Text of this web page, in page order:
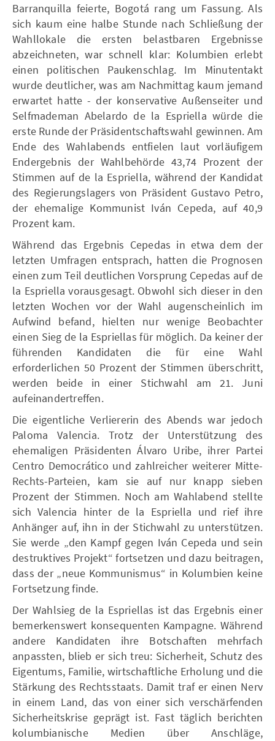
Barranquilla feierte, Bogotá rang um Fassung. Als
sich kaum eine halbe Stunde nach Schließung der
Wahllokale die ersten belastbaren Ergebnisse
abzeichneten, war schnell klar: Kolumbien erlebt
einen politischen Paukenschlag. Im Minutentakt
wurde deutlicher, was am Nachmittag kaum jemand
erwartet hatte - der konservative Außenseiter und
Selfmademan Abelardo de la Espriella würde die
erste Runde der Präsidentschaftswahl gewinnen. Am
Ende des Wahlabends entfielen laut vorläufigem
Endergebnis der Wahlbehörde 43,74 Prozent der
Stimmen auf de la Espriella, während der Kandidat
des Regierungslagers von Präsident Gustavo Petro,
der ehemalige Kommunist Iván Cepeda, auf 40,9
Prozent kam.
Während das Ergebnis Cepedas in etwa dem der
letzten Umfragen entsprach, hatten die Prognosen
einen zum Teil deutlichen Vorsprung Cepedas auf de
la Espriella vorausgesagt. Obwohl sich dieser in den
letzten Wochen vor der Wahl augenscheinlich im
Aufwind befand, hielten nur wenige Beobachter
einen Sieg de la Espriellas für möglich. Da keiner der
führenden Kandidaten die für eine Wahl
erforderlichen 50 Prozent der Stimmen überschritt,
werden beide in einer Stichwahl am 21. Juni
aufeinandertreffen.
Die eigentliche Verliererin des Abends war jedoch
Paloma Valencia. Trotz der Unterstützung des
ehemaligen Präsidenten Álvaro Uribe, ihrer Partei
Centro Democrático und zahlreicher weiterer Mitte-
Rechts-Parteien, kam sie auf nur knapp sieben
Prozent der Stimmen. Noch am Wahlabend stellte
sich Valencia hinter de la Espriella und rief ihre
Anhänger auf, ihn in der Stichwahl zu unterstützen.
Sie werde „den Kampf gegen Iván Cepeda und sein
destruktives Projekt“ fortsetzen und dazu beitragen,
dass der „neue Kommunismus“ in Kolumbien keine
Fortsetzung finde.
Der Wahlsieg de la Espriellas ist das Ergebnis einer
bemerkenswert konsequenten Kampagne. Während
andere Kandidaten ihre Botschaften mehrfach
anpassten, blieb er sich treu: Sicherheit, Schutz des
Eigentums, Familie, wirtschaftliche Erholung und die
Stärkung des Rechtsstaats. Damit traf er einen Nerv
in einem Land, das von einer sich verschärfenden
Sicherheitskrise geprägt ist. Fast täglich berichten
kolumbianische Medien über Anschläge,